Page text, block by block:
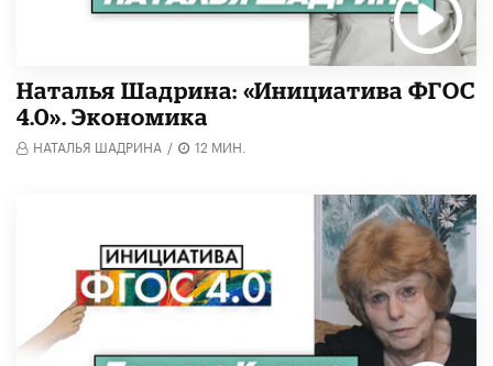
Наталья Шадрина: «Инициатива ФГОС
4.0». Экономика
НАТАЛЬЯ ШАДРИНА / 12 МИН.